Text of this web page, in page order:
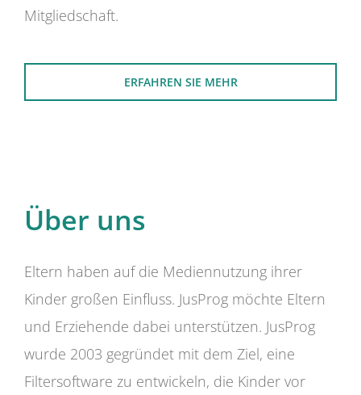
Mitgliedschaft.
ERFAHREN SIE MEHR
Über uns
Eltern haben auf die Mediennutzung ihrer
Kinder großen Einfluss. JusProg möchte Eltern
und Erziehende dabei unterstützen. JusProg
wurde 2003 gegründet mit dem Ziel, eine
Filtersoftware zu entwickeln, die Kinder vor